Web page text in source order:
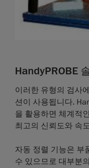
HandyPROBE
이러한 유형의 검사
션이 사용됩니다.
을 활용하면 체계적
최고의 신뢰도와 속
자동 정렬 기능은 부
수 있으므로 대부분